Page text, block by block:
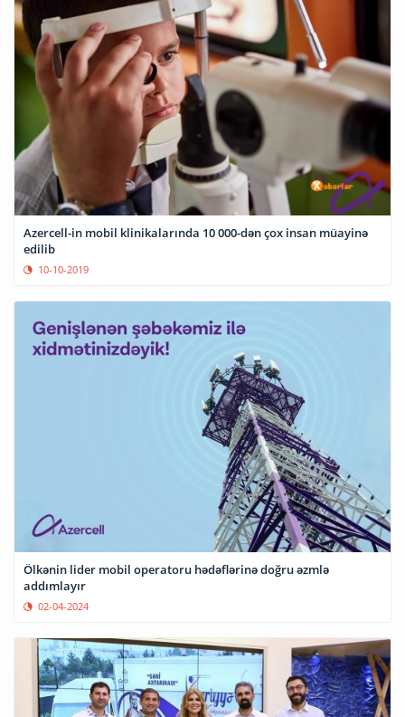
Azercell-in mobil klinikalarında 10 000-dən çox insan müayinə
edilib
10-10-2019
Ölkənin lider mobil operatoru hədəflərinə doğru əzmlə
addımlayır
02-04-2024